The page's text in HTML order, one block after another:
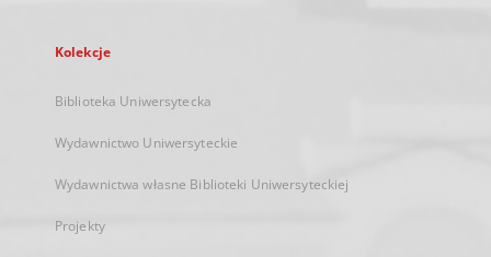
Kolekcje
Biblioteka Uniwersytecka
Wydawnictwo Uniwersyteckie
Wydawnictwa własne Biblioteki Uniwersyteckiej
Projekty